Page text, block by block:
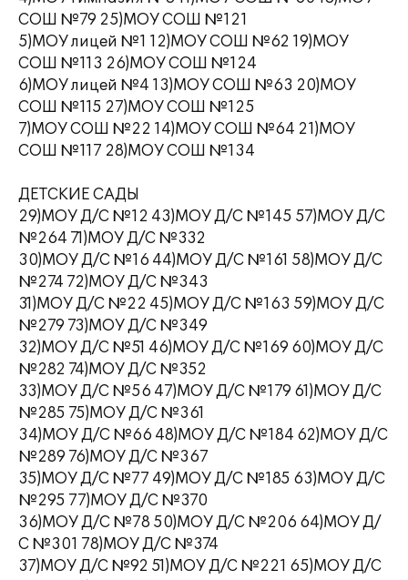
СОШ №79 25)МОУ СОШ №121
5)МОУ лицей №1 12)МОУ СОШ №62 19)МОУ
СОШ №113 26)МОУ СОШ №124
6)МОУ лицей №4 13)МОУ СОШ №63 20)МОУ
СОШ №115 27)МОУ СОШ №125
7)МОУ СОШ №22 14)МОУ СОШ №64 21)МОУ
СОШ №117 28)МОУ СОШ №134
ДЕТСКИЕ САДЫ
29)МОУ Д/С №12 43)МОУ Д/С №145 57)МОУ Д/С
№264 71)МОУ Д/С №332
30)МОУ Д/С №16 44)МОУ Д/С №161 58)МОУ Д/С
№274 72)МОУ Д/С №343
31)МОУ Д/С №22 45)МОУ Д/С №163 59)МОУ Д/С
№279 73)МОУ Д/С №349
32)МОУ Д/С №51 46)МОУ Д/С №169 60)МОУ Д/С
№282 74)МОУ Д/С №352
33)МОУ Д/С №56 47)МОУ Д/С №179 61)МОУ Д/С
№285 75)МОУ Д/С №361
34)МОУ Д/С №66 48)МОУ Д/С №184 62)МОУ Д/С
№289 76)МОУ Д/С №367
35)МОУ Д/С №77 49)МОУ Д/С №185 63)МОУ Д/С
№295 77)МОУ Д/С №370
36)МОУ Д/С №78 50)МОУ Д/С №206 64)МОУ Д/
С №301 78)МОУ Д/С №374
37)МОУ Д/С №92 51)МОУ Д/С №221 65)МОУ Д/С